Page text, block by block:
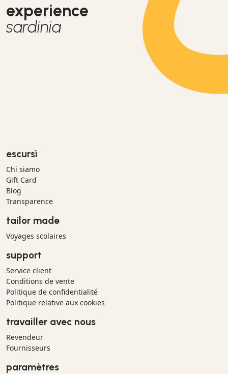
experience
sardinia
escursì
Chi siamo
Gift Card
Blog
Transparence
tailor made
Voyages scolaires
support
Service client
Conditions de vente
Politique de confidentialité
Politique relative aux cookies
travailler avec nous
Revendeur
Fournisseurs
paramètres